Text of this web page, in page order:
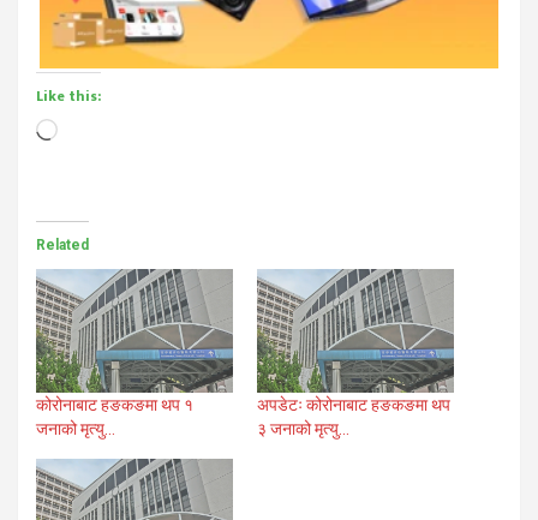
Like this:
Loading…
Related
कोरोनाबाट हङकङमा थप १
जनाको मृत्यु…
अपडेटः कोरोनाबाट हङकङमा थप
३ जनाको मृत्यु…